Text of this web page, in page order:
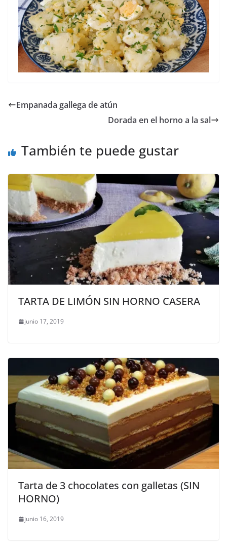
Empanada gallega de atún
Dorada en el horno a la sal
También te puede gustar
TARTA DE LIMÓN SIN HORNO CASERA
junio 17, 2019
Tarta de 3 chocolates con galletas (SIN
HORNO)
junio 16, 2019